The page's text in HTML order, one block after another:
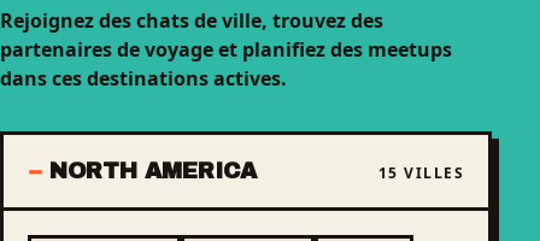
Rejoignez des chats de ville, trouvez des
partenaires de voyage et planifiez des meetups
dans ces destinations actives.
NORTH AMERICA 15 VILLES